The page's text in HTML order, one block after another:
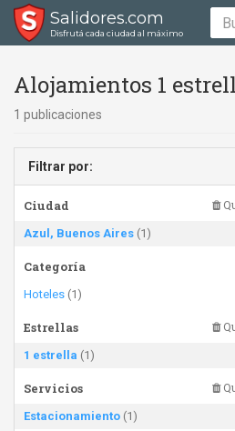
Salidores.com
Disfrutá cada ciudad al máximo
Alojamientos 1
1 publicaciones
Filtrar por:
Ciudad
Azul, Buenos Aires (1)
Categoría
Hoteles (1)
Estrellas
1 estrella (1)
Servicios
Estacionamiento (1)